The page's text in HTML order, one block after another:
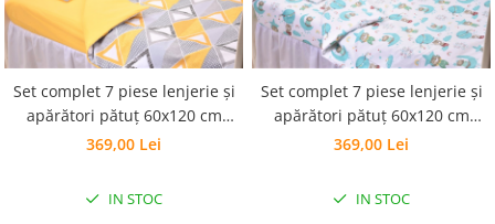
Set complet 7 piese lenjerie și
apărători pătuț 60x120 cm
model Forme Geometrice
369,00 Lei
IN STOC
Set complet 7 piese lenjerie și
apărători pătuț 60x120 cm
Ursuleți în balon
369,00 Lei
IN STOC